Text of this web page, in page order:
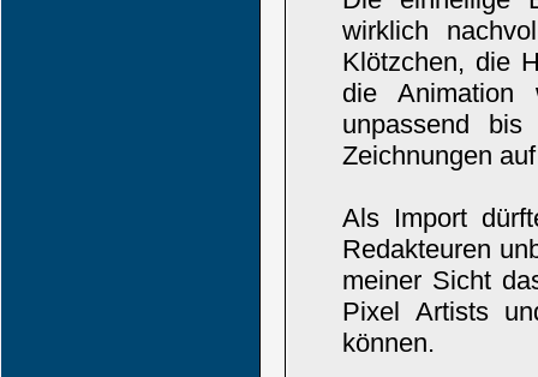
wirklich
Klötzchen, die
die
unpassend
Zeichnungen
Als Import
Redakteuren
meiner Sicht
Pixel Artists
können.